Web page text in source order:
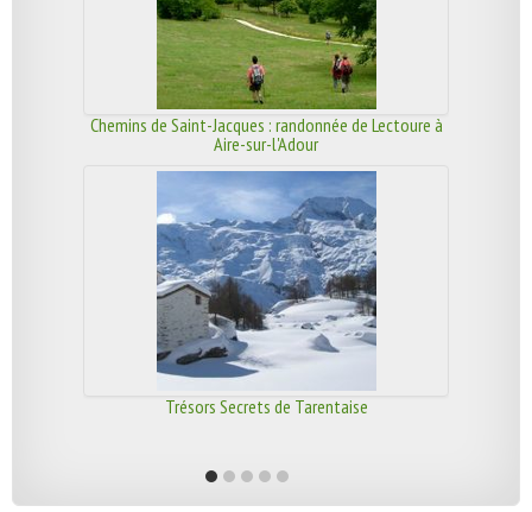
Chemins de Saint-Jacques : randonnée de Lectoure à
Aire-sur-l'Adour
Trésors Secrets de Tarentaise